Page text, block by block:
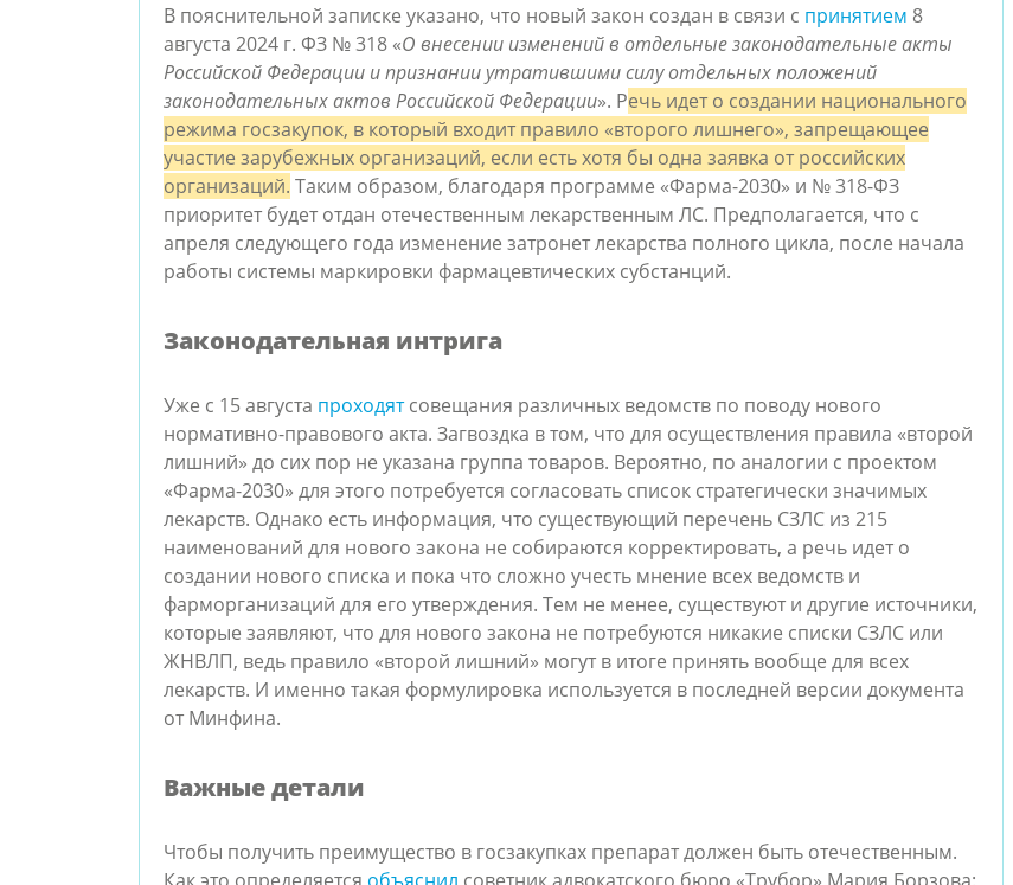
В пояснительной записке указано, что новый закон создан в связи с принятием 8
августа 2024 г. ФЗ № 318 «О внесении изменений в отдельные законодательные акты
Российской Федерации и признании утратившими силу отдельных положений
законодательных актов Российской Федерации». Речь идет о создании национального
режима госзакупок, в который входит правило «второго лишнего», запрещающее
участие зарубежных организаций, если есть хотя бы одна заявка от российских
организаций. Таким образом, благодаря программе «Фарма-2030» и № 318-ФЗ
приоритет будет отдан отечественным лекарственным ЛС. Предполагается, что с
апреля следующего года изменение затронет лекарства полного цикла, после начала
работы системы маркировки фармацевтических субстанций.
Законодательная интрига
Уже с 15 августа проходятсовещания различных ведомств по поводу нового
нормативно-правового акта. Загвоздка в том, что для осуществления правила «второй
лишний» до сих пор не указана группа товаров. Вероятно, по аналогии с проектом
«Фарма-2030» для этого потребуется согласовать список стратегически значимых
лекарств. Однако есть информация, что существующий перечень СЗЛС из 215
наименований для нового закона не собираются корректировать, а речь идет о
создании нового списка и пока что сложно учесть мнение всех ведомств и
фарморганизаций для его утверждения. Тем не менее, существуют и другие источники,
которые заявляют, что для нового закона не потребуются никакие списки СЗЛС или
ЖНВЛП, ведь правило «второй лишний» могут в итоге принять вообще для всех
лекарств. И именно такая формулировка используется в последней версии документа
от Минфина.
Важные детали
Чтобы получить преимущество в госзакупках препарат должен быть отечественным.